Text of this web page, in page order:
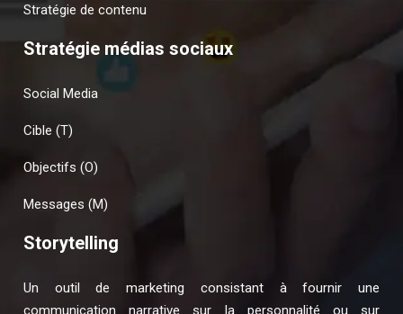
Stratégie de contenu
Stratégie médias sociaux
Social Media
Cible (T)
Objectifs (O)
Messages (M)
Storytelling
Un outil de marketing consistant à fournir une
communication narrative sur la personnalité ou sur